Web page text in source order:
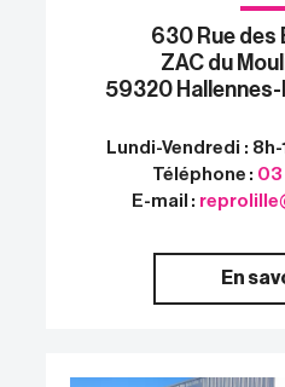
630 Rue des
ZAC du
59320
Lundi-Vendredi : 8h-
Téléphone : 03
E-mail :
En